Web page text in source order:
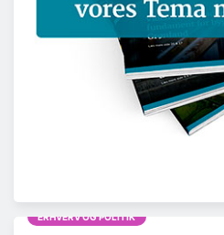
ERHVERV OG POLITIK